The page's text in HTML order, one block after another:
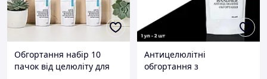
Обгортання набір 10
пачок від целюліту для
Антицелюлітні
обгортання з